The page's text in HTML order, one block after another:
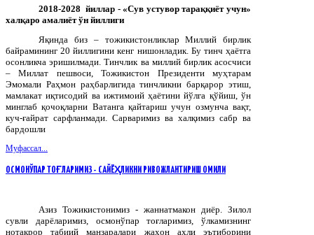
2018-2028 йиллар - «Сув устувор тараққиёт учун»
халқаро амалиёт ўн йиллиги
Яқинда биз – тожикистонликлар Миллий бирлик
байрамининг 20 йиллигини кенг нишонладик. Бу тинч ҳаётга
осонликча эришилмади. Тинчлик ва миллий бирлик асосчиси
– Миллат пешвоси, Тожикистон Президенти муҳтарам
Эмомали Раҳмон раҳбарлигида тинчликни барқарор этиш,
мамлакат иқтисодий ва ижтимоий ҳаётини йўлга қўйиш, ўн
минглаб қочоқларни Ватанга қайтариш учун озмунча вақт,
куч-ғайрат сарфланмади. Сарваримиз ва халқимиз сабр ва
бардошли
Муфассал...
ОСМОНЎПАР ТОҒЛАРИМИЗ - САЙЁҲЛИКНИ РИВОЖЛАНТИРИШ ОМИЛИ
Азиз Тожикистонимиз - жаннатмакон диёр. Зилол
сувли дарёларимиз, осмонўпар тоғларимиз, ўлкамизнинг
нотакрор табиий манзаралари жаҳон аҳли эътиборини